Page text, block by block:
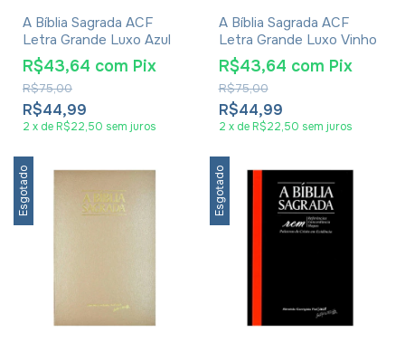
A Bíblia Sagrada ACF
Letra Grande Luxo Azul
R$44,99
R$75,00
R$43,64 com Pix
2 x de R$22,50 sem juros
A Bíblia Sagrada ACF
Letra Grande Luxo Vinho
R$44,99
R$75,00
R$43,64 com Pix
2 x de R$22,50 sem juros
Esgotado Esgotado